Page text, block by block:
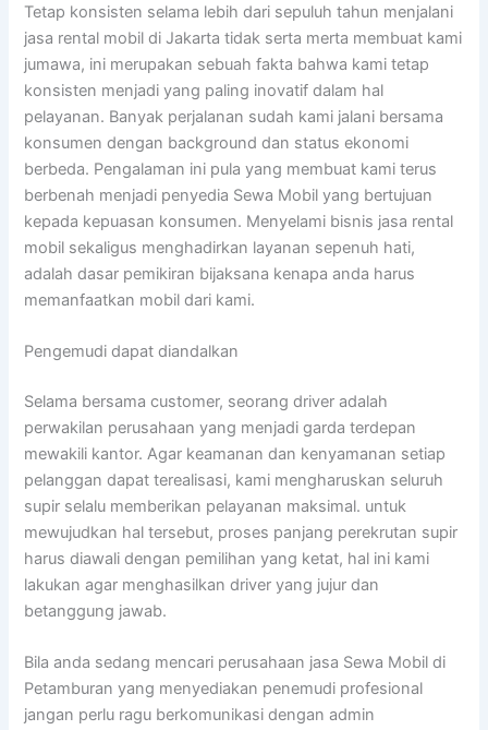
Tetap konsisten selama lebih dari sepuluh tahun menjalani
jasa rental mobil di Jakarta tidak serta merta membuat kami
jumawa, ini merupakan sebuah fakta bahwa kami tetap
konsisten menjadi yang paling inovatif dalam hal
pelayanan. Banyak perjalanan sudah kami jalani bersama
konsumen dengan background dan status ekonomi
berbeda. Pengalaman ini pula yang membuat kami terus
berbenah menjadi penyedia Sewa Mobil yang bertujuan
kepada kepuasan konsumen. Menyelami bisnis jasa rental
mobil sekaligus menghadirkan layanan sepenuh hati,
adalah dasar pemikiran bijaksana kenapa anda harus
memanfaatkan mobil dari kami.
Pengemudi dapat diandalkan
Selama bersama customer, seorang driver adalah
perwakilan perusahaan yang menjadi garda terdepan
mewakili kantor. Agar keamanan dan kenyamanan setiap
pelanggan dapat terealisasi, kami mengharuskan seluruh
supir selalu memberikan pelayanan maksimal. untuk
mewujudkan hal tersebut, proses panjang perekrutan supir
harus diawali dengan pemilihan yang ketat, hal ini kami
lakukan agar menghasilkan driver yang jujur dan
betanggung jawab.
Bila anda sedang mencari perusahaan jasa Sewa Mobil di
Petamburan yang menyediakan penemudi profesional
jangan perlu ragu berkomunikasi dengan admin